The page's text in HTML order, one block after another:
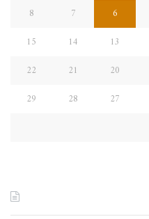
6
7
8
13
14
15
20
21
22
27
28
29